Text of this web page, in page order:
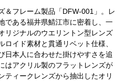
＆フレーム製品「DFW-001」。レ
である福井県鯖江市に密着し、一
リジナルのウエリントン型レンズ
ロイド素材と貫通リベット仕様、
日本人に合わせた掛けやすさを追
はアクリル製のフラットレンズが
ティークレンズから抽出したオリ